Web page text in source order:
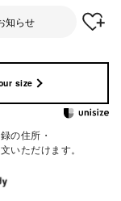
知らせ
size
の住所・
いただけます。